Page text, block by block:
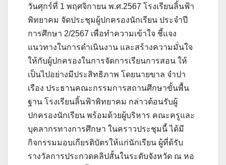
วันศุกร์ที่ 1 พฤศจิกายน พ.ศ.2567 โรงเรียนลิ้นฟ้า
พิทยาคม จัดประชุมผู้ปกครองนักเรียน ประจำปี
การศึกษา 2/2567 เพื่อทำความเข้าใจ ชี้แจง
แนวทางในการดำเนินงาน และสร้างความมั่นใจ
ให้กับผู้ปกครองในการจัดการเรียนการสอน ให้
เป็นไปอย่างมีประสิทธิภาพ โดยนายขาล จำปา
เรือง ประธานคณะกรรมการสถานศึกษาขั้นพื้น
ฐาน โรงเรียนลิ้นฟ้าพิทยาคม กล่าวต้อนรับผู้
ปกครองนักเรียน พร้อมด้วยผู้บริหาร คณะครูและ
บุคลากรทางการศึกษา ในคราวประชุมนี้ ได้มี
กิจกรรมมอบเกียรติบัตรให้แก่นักเรียน ผู้ที่ด้รับ
รางวัลการประกวดคลิปสั้นในระดับจังหวัด ณ หอ